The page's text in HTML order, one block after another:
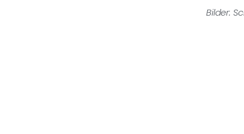
Bilder: